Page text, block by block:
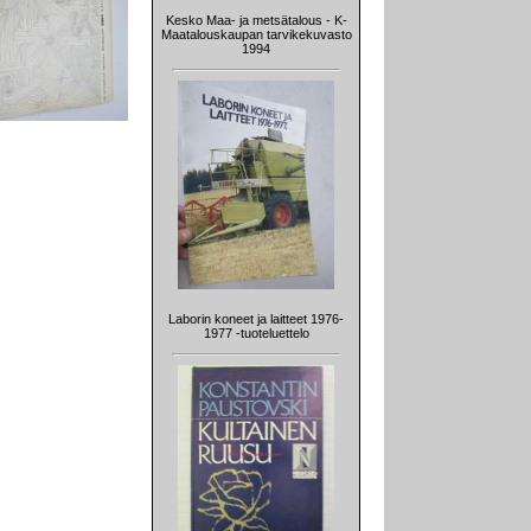
Kesko Maa- ja metsätalous - K-
Maatalouskaupan tarvikekuvasto
1994
Laborin koneet ja laitteet 1976-
1977 -tuoteluettelo